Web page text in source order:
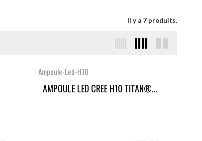
Il y a 7 produits.
Ampoule-Led-H10
AMPOULE LED CREE H10 TITAN®...